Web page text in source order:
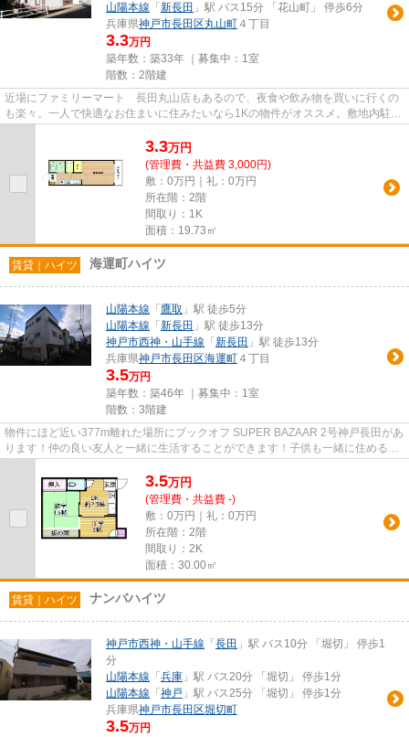
山陽本線 「 新長田 」駅 バス15分 「花山町」 停歩6分
兵庫県神戸市長田区丸山町 ４丁目
3.3万円
築年数：築33年 ｜募集中： 1室
階数：2階建
近場にファミリーマート 長田丸山店もあるので、夜食や飲み物を買いに行くの
も楽々。一人で快適なお住まいに住みたいなら1Kの物件がオススメ。敷地内駐車
3.3万円
(管理費・共益費 3,000円)
敷：0万円｜礼：0万円
所在階：2階
間取り：1K
面積：19.73㎡
賃貸｜ハイツ 海運町ハイツ
山陽本線 「 鷹取 」駅 徒歩5分
山陽本線 「 新長田 」駅 徒歩13分
神戸市西神・山手線 「 新長田 」駅 徒歩13分
兵庫県神戸市長田区海運町 ４丁目
3.5万円
築年数：築46年 ｜募集中： 1室
階数：3階建
物件にほど近い377m離れた場所にブックオフ SUPER BAZAAR 2号神戸長田があ
ります！仲の良い友人と一緒に生活することができます！子供も一緒に住める
3.5万円
(管理費・共益費 -)
敷：0万円｜礼：0万円
所在階：2階
間取り：2K
面積：30.00㎡
賃貸｜ハイツ ナンバハイツ
神戸市西神・山手線 「 長田 」駅 バス10分 「堀切」 停歩1
分
山陽本線 「 兵庫 」駅 バス20分 「堀切」 停歩1分
山陽本線 「 神戸 」駅 バス25分 「堀切」 停歩1分
兵庫県神戸市長田区堀切町
3.5万円